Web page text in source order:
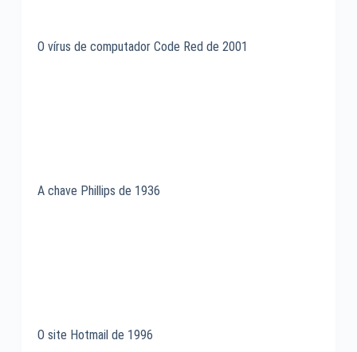
O vírus de computador Code Red de 2001
A chave Phillips de 1936
O site Hotmail de 1996